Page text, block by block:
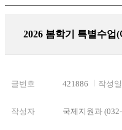
2026 봄학기 특별수업
글번호 421886 작성일
작성자 국제지원과